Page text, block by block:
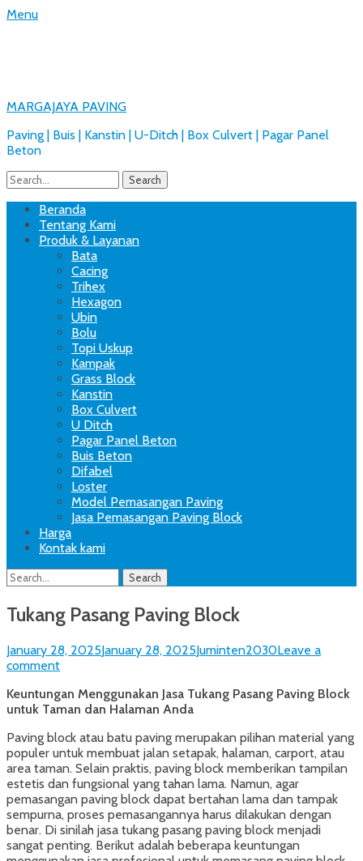
Menu
MARGAJAYA PAVING
Paving | Buis | Kanstin | U-Ditch | Box Culvert | Pagar Panel
Beton
Search
for:
Primary
Menu
Skip
content
Beranda
Tentang Kami
Produk & Layanan
Bata
Cacing
Trihex
Hexagon
Ubin
Bolu
Topi Uskup
Kampak
Grass Block
Kanstin
Box Culvert
U Ditch
Pagar Panel Beton
Buis Beton
Difabel
Loster
Model Pemasangan Paving
Jasa Pemasangan Paving Block
Harga
Kontak kami
Search
Search
for:
Tukang Pasang Paving Block
Posted
on
January 28, 2025January 28, 2025Author
Juminten2030Leave a
comment
Keuntungan Menggunakan Jasa Tukang Pasang Paving Block
untuk Taman dan Halaman Anda
Paving block atau batu paving merupakan pilihan material yang
populer untuk membuat jalan setapak, halaman, carport, atau
area taman. Selain praktis, paving block memberikan tampilan
estetis dan fungsional yang tahan lama. Namun, agar
pemasangan paving block dapat bertahan lama dan tampak
sempurna, proses pemasangannya harus dilakukan dengan
benar. Di sinilah jasa tukang pasang paving block menjadi
sangat penting. Berikut adalah beberapa keuntungan